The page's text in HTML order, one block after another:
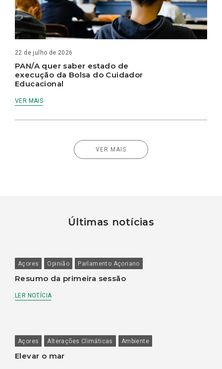
22 de julho de 2026
PAN/A quer saber estado de
execução da Bolsa do Cuidador
Educacional
VER MAIS
VER MAIS
Últimas notícias
Açores Opinião Parlamento Açoriano
Resumo da primeira sessão
LER NOTÍCIA
Açores Alterações Climáticas Ambiente
Elevar o mar